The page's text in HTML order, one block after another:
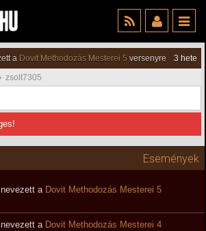
a Dovit Methodozás Mesterei 5 versenyre
3 hete
zsolt7305
Események
nevezett a Dovit Methodozás Mesterei 5
nevezett a Dovit Methodozás Mesterei 4